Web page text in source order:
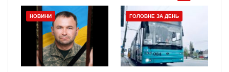
НОВИНИ ГОЛОВНЕ ЗА ДЕНЬ